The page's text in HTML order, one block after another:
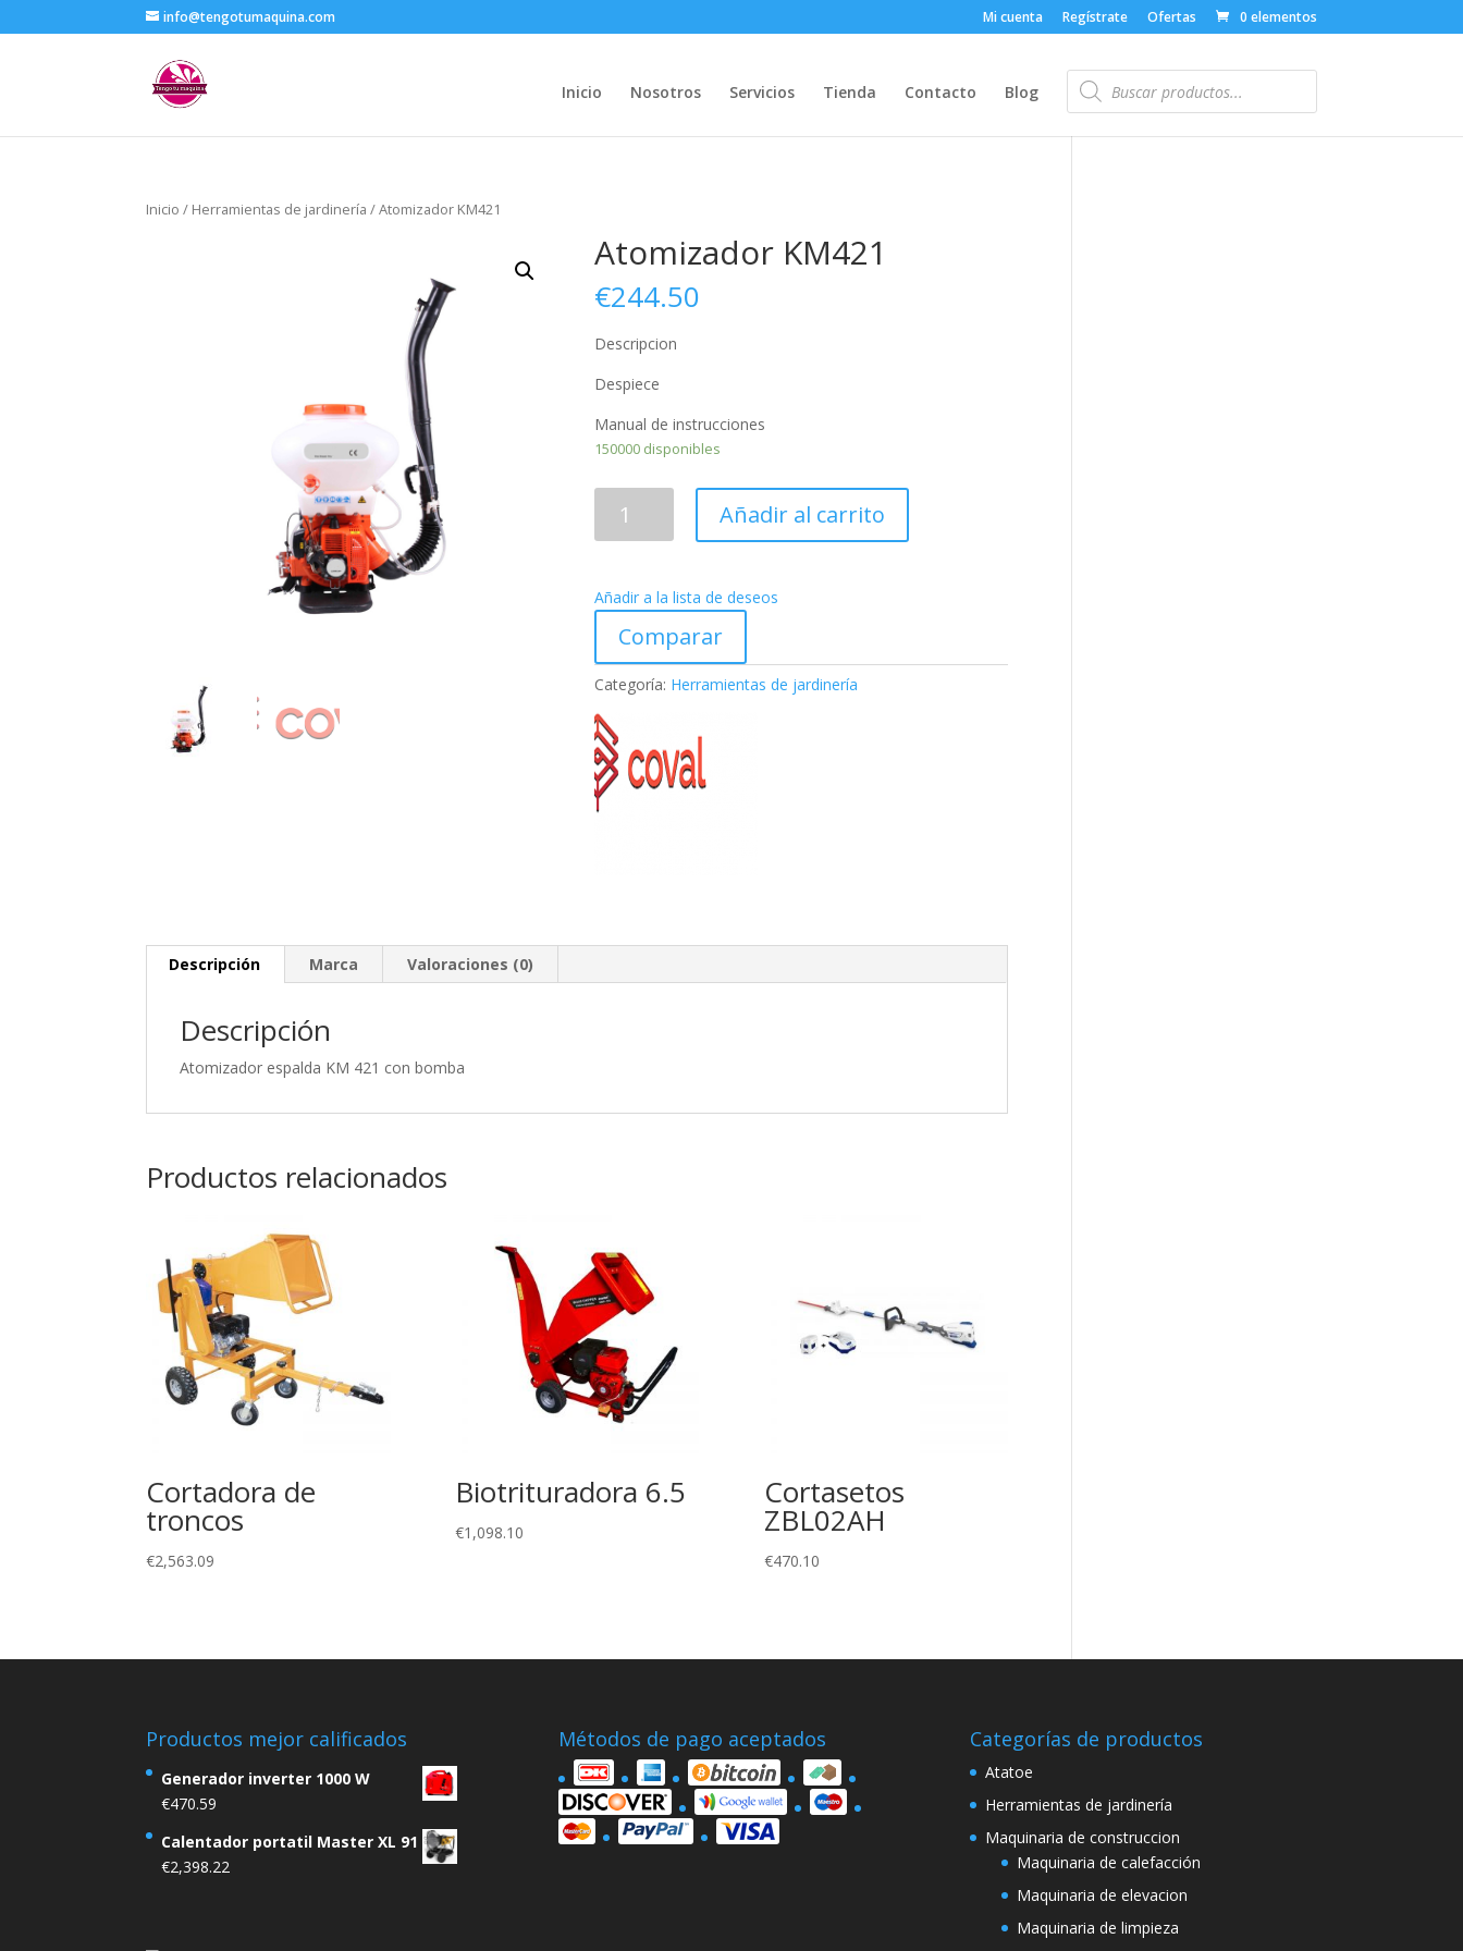
info@tengotumaquina.com Mi cuenta Regístrate Ofertas 0 elementos
Inicio Nosotros Servicios Tienda Contacto Blog
Búsqueda
de
productos
Inicio / Herramientas de jardinería / Atomizador KM421
Atomizador KM421
€244.50
Descripcion
Despiece
Manual de instrucciones
150000 disponibles
KM421
Añadir al carrito
Añadir a la lista de deseos
Comparar
Categoría: Herramientas de jardinería
Descripción Marca Valoraciones (0)
Descripción
Atomizador espalda KM 421 con bomba
Productos relacionados
Cortadora de
troncos
€2,563.09
Biotrituradora 6.5
€1,098.10
Cortasetos
ZBL02AH
€470.10
Productos mejor calificados
Generador inverter 1000 W
€470.59
Calentador portatil Master XL 91
€2,398.22
Métodos de pago aceptados Categorías de productos
Atatoe
Herramientas de jardinería
Maquinaria de construccion
Maquinaria de calefacción
Maquinaria de elevacion
Maquinaria de limpieza